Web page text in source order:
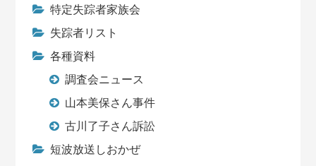
特定失踪者家族会
失踪者リスト
各種資料
調査会ニュース
山本美保さん事件
古川了子さん訴訟
短波放送しおかぜ